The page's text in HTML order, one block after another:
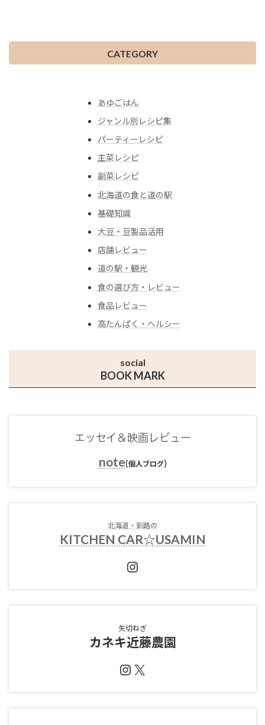
CATEGORY
あゆごはん
ジャンル別レシピ集
パーティーレシピ
主菜レシピ
副菜レシピ
北海道の食と道の駅
基礎知識
大豆・豆製品活用
店舗レビュー
道の駅・観光
食の選び方・レビュー
食品レビュー
高たんぱく・ヘルシー
social
BOOK MARK
エッセイ＆映画レビュー
note(個人ブログ)
北海道・釧路の
KITCHEN CAR☆USAMIN
Instagram
矢切ねぎ
カネキ近藤農園
Instagram
X